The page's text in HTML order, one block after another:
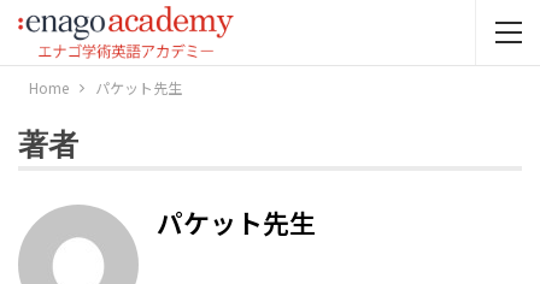
Home パケット先生
著者
パケット先生